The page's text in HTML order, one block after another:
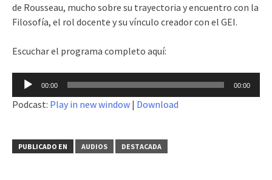
de Rousseau, mucho sobre su trayectoria y encuentro con la
Filosofía, el rol docente y su vínculo creador con el GEI.
Escuchar el programa completo aquí:
Reproductor
audio
00:00 00:00
Podcast: Play in new window | Download
PUBLICADO EN AUDIOS DESTACADA